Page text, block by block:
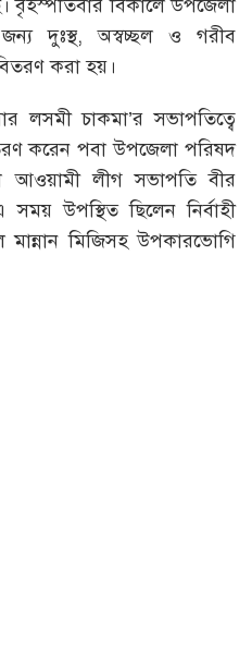
বৃহস্পতিবার বিকালে উপজেলা
দুঃস্থ, অস্বচ্ছল ও গরীব
করা হয়।
লসমী চাকমা’র সভাপতিত্বে
করেন পবা উপজেলা পরিষদ
আওয়ামী লীগ সভাপতি বীর
উপস্থিত ছিলেন নির্বাহী
মিজিসহ উপকারভোগি